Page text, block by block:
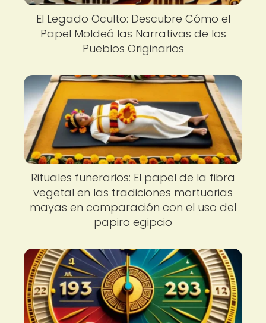
El Legado Oculto: Descubre Cómo el
Papel Moldeó las Narrativas de los
Pueblos Originarios
Rituales funerarios: El papel de la fibra
vegetal en las tradiciones mortuorias
mayas en comparación con el uso del
papiro egipcio